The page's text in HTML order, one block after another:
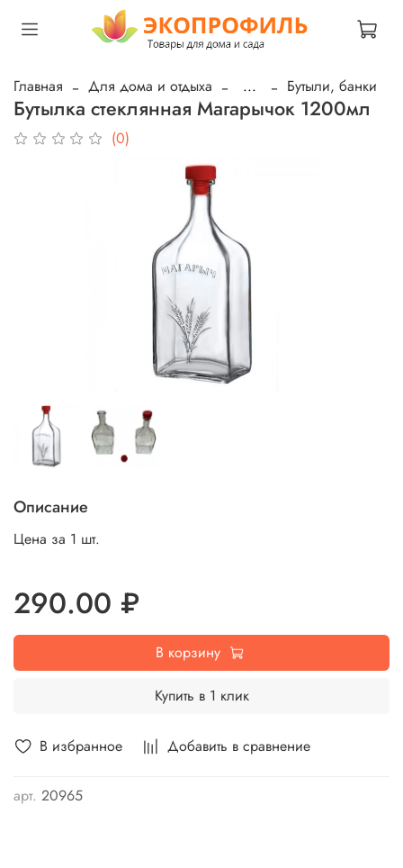
Главная Для дома и отдыха ... Бутыли, банки
Бутылка стеклянная Магарычок 1200мл
(0)
В избранное Добавить в сравнение
арт. 20965
Описание
Цена за 1 шт.
290.00 ₽
В корзину
Купить в 1 клик